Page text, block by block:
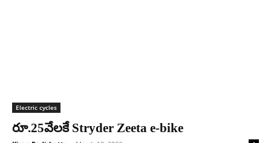
Electric cycles
రూ.25వేలకే Stryder Zeeta e-bike